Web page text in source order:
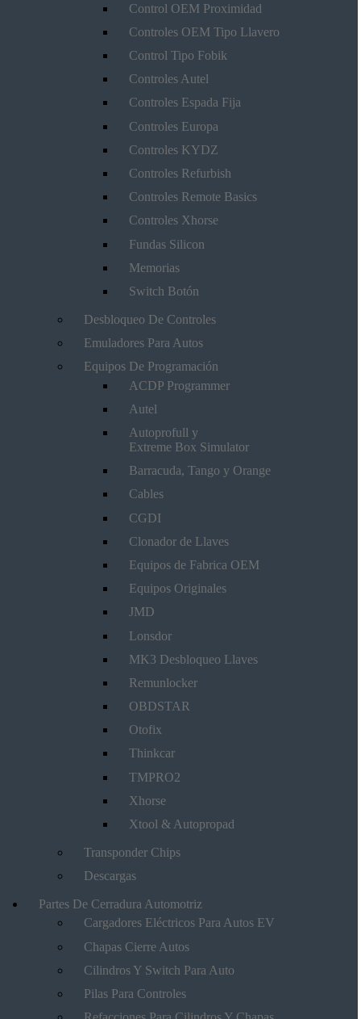
Control OEM Proximidad
Controles OEM Tipo Llavero
Control Tipo Fobik
Controles Autel
Controles Espada Fija
Controles Europa
Controles KYDZ
Controles Refurbish
Controles Remote Basics
Controles Xhorse
Fundas Silicon
Memorias
Switch Botón
Desbloqueo De Controles
Emuladores Para Autos
Equipos De Programación
ACDP Programmer
Autel
Autoprofull y
Extreme Box Simulator
Barracuda, Tango y Orange
Cables
CGDI
Clonador de Llaves
Equipos de Fabrica OEM
Equipos Originales
JMD
Lonsdor
MK3 Desbloqueo Llaves
Remunlocker
OBDSTAR
Otofix
Thinkcar
TMPRO2
Xhorse
Xtool & Autopropad
Transponder Chips
Descargas
Partes De Cerradura Automotriz
Cargadores Eléctricos Para Autos EV
Chapas Cierre Autos
Cilindros Y Switch Para Auto
Pilas Para Controles